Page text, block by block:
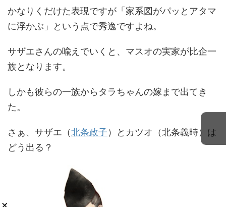
かなりくだけた表現ですが「家系図がパッとアタマ
に浮かぶ」という点で秀逸ですよね。
サザエさんの喩えでいくと、マスオの実家が比企一
族となります。
しかも彼らの一族からタラちゃんの嫁まで出てき
た。
さぁ、サザエ（北条政子）とカツオ（北条義時）は
どう出る？